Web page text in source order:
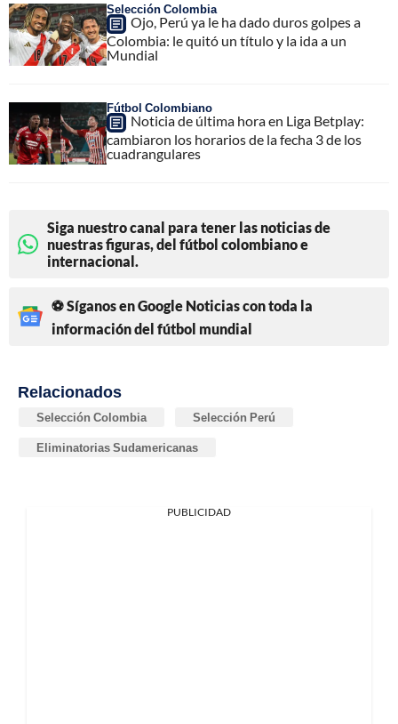
Selección Colombia
Ojo, Perú ya le ha dado duros golpes a
Colombia: le quitó un título y la ida a un
Mundial
Fútbol Colombiano
Noticia de última hora en Liga Betplay:
cambiaron los horarios de la fecha 3 de los
cuadrangulares
Siga nuestro canal para tener las noticias de
nuestras figuras, del fútbol colombiano e
internacional.
⚽ Síganos en Google Noticias con toda la
información del fútbol mundial
Relacionados
Selección Colombia Selección Perú
Eliminatorias Sudamericanas
PUBLICIDAD